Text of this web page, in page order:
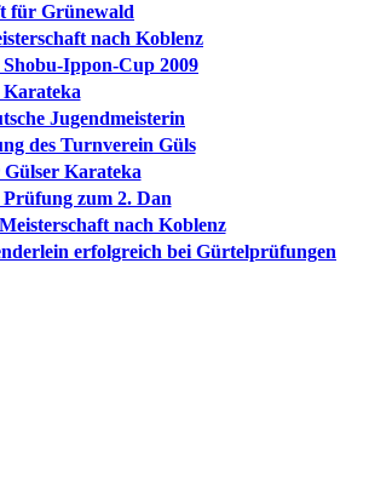
für Grünewald
nach Koblenz
Ippon-Cup 2009
Jugendmeisterin
des Turnverein Güls
Karateka
zum 2. Dan
nach Koblenz
erfolgreich bei Gürtelprüfungen